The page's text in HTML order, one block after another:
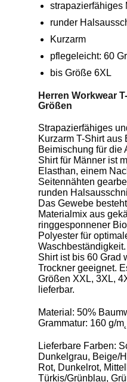
strapazierfähiges
runder
Kurzarm
pflegeleicht: 60
bis Größe 6XL
Herren Workwear
Größen
Strapazierfähiges
Kurzarm T-Shirt
Beimischung für die
Shirt für Männer ist
Elasthan, einem
Seitennähten
runden
Das Gewebe
Materialmix aus
ringgesponnener
Polyester für
Shirt ist bis 60 Grad
Trockner geeignet.
Größen XXL, 3XL,
lieferbar.
Material: 50%
Grammatur: 160 g/m˛
Lieferbare Farben:
Dunkelgrau, Beige/
Rot, Dunkelrot,
Türkis/Grünblau,